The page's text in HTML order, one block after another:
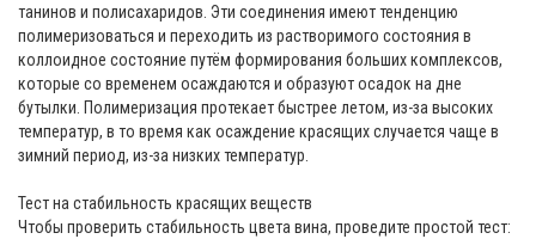
танинов и полисахаридов. Эти соединения имеют тенденцию
полимеризоваться и переходить из растворимого состояния в
коллоидное состояние путём формирования больших комплексов,
которые со временем осаждаются и образуют осадок на дне
бутылки. Полимеризация протекает быстрее летом, из-за высоких
температур, в то время как осаждение красящих случается чаще в
зимний период, из-за низких температур.
Тест на стабильность красящих веществ
Чтобы проверить стабильность цвета вина, проведите простой тест: